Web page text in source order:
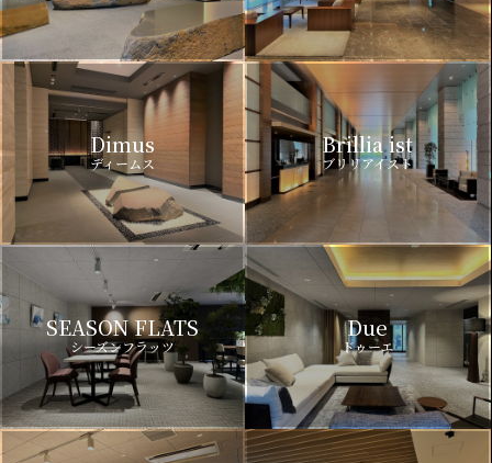
Dimus
ディームス
Brillia ist
ブリリアイスト
SEASON FLATS
シーズンフラッツ
Due
ドゥーエ